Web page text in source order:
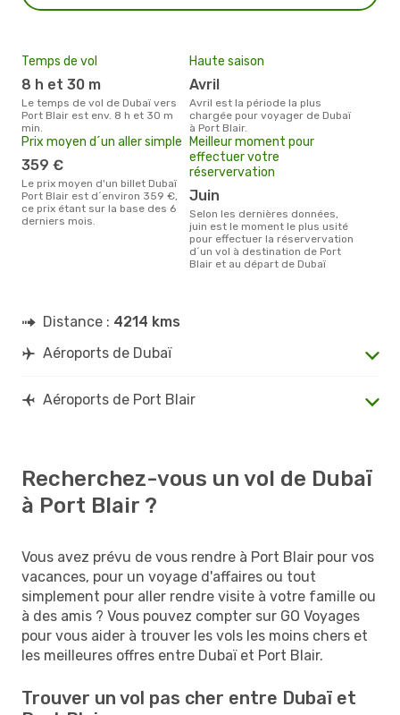
Temps de vol
8 h et 30 m
Le temps de vol de Dubaï vers
Port Blair est env. 8 h et 30 m
min.
Haute saison
avril
avril est la période la plus
chargée pour voyager de Dubaï
à Port Blair.
Prix moyen d´un aller simple
359 €
Le prix moyen d'un billet Dubaï
Port Blair est d´environ 359 €,
ce prix étant sur la base des 6
derniers mois.
Meilleur moment pour
effectuer votre
réservervation
juin
Selon les dernières données,
juin est le moment le plus usité
pour effectuer la réservervation
d´un vol à destination de Port
Blair et au départ de Dubaï
Distance : 4214 kms
Aéroports de Dubaï
Aéroports de Port Blair
Recherchez-vous un vol de Dubaï
à Port Blair ?
Vous avez prévu de vous rendre à Port Blair pour vos
vacances, pour un voyage d'affaires ou tout
simplement pour aller rendre visite à votre famille ou
à des amis ? Vous pouvez compter sur GO Voyages
pour vous aider à trouver les vols les moins chers et
les meilleures offres entre Dubaï et Port Blair.
Trouver un vol pas cher entre Dubaï et